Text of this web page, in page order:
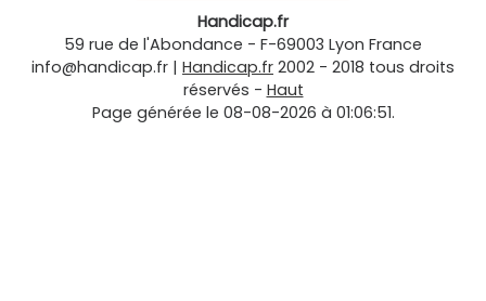
Handicap.fr
59 rue de l'Abondance - F-69003 Lyon France
info@handicap.fr | Handicap.fr 2002 - 2018 tous droits
réservés - Haut
Page générée le 08-08-2026 à 01:06:51.